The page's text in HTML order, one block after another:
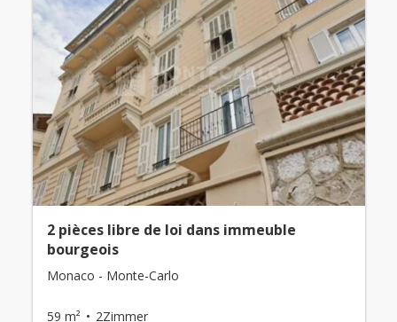
2 pièces libre de loi dans immeuble
bourgeois
Monaco - Monte-Carlo
59 m² 2Zimmer